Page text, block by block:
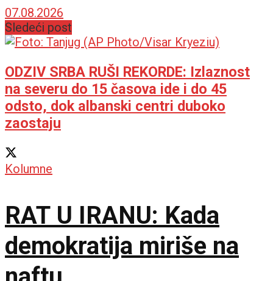
kvorum
07.08.2026
Sledeći post
ODZIV SRBA RUŠI REKORDE: Izlaznost
na severu do 15 časova ide i do 45
odsto, dok albanski centri duboko
zaostaju
Kolumne
RAT U IRANU: Kada
demokratija miriše na